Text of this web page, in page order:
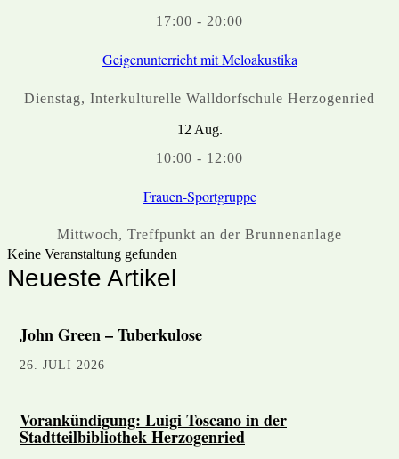
17:00 - 20:00
Geigenunterricht mit Meloakustika
Dienstag, Interkulturelle Walldorfschule Herzogenried
12 Aug.
10:00 - 12:00
Frauen-Sportgruppe
Mittwoch, Treffpunkt an der Brunnenanlage
Keine Veranstaltung gefunden
Neueste Artikel
John Green – Tuberkulose
26. JULI 2026
Vorankündigung: Luigi Toscano in der
Stadtteilbibliothek Herzogenried